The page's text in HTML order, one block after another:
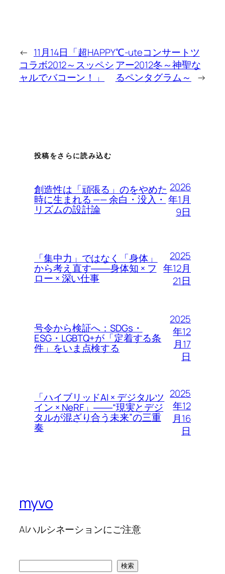
← 11月14日「超HAPPY
コラボ2012～スッペシ
ャルでバコーン！」
℃-uteコンサートツ
アー2012冬～神聖な
るペンタグラム～
→
投稿をさらに読み込む
創造性は「頑張る」のをやめた
時に生まれる —— 余白・没入・
リズムの設計論
2026
年1月
9日
「集中力」ではなく「身体」
から考え直す――身体知 × フ
ロー × 深い仕事
2025
年12月
21日
号令から検証へ：SDGs・
ESG・LGBTQ+が「定着する条
件」をいま点検する
2025
年12
月17
日
「ハイブリッドAI × デジタルツ
イン × NeRF」――“現実とデジ
タルが混ざり合う未来”の三重
奏
2025
年12
月16
日
myvo
AIハルシネーションにご注意
検索